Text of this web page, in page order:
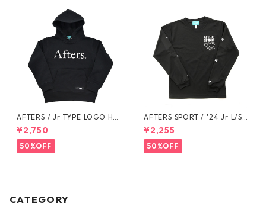
AFTERS / Jr TYPE LOGO HO
ODIE
¥2,750
50%OFF
AFTERS SPORT / '24 Jr L/S T
EE
¥2,255
50%OFF
CATEGORY